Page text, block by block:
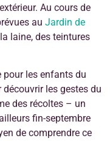
Au cours de
au Jardin de
laine, des teintures
pour les enfants du
les gestes du
des récoltes – un
fin-septembre
de comprendre ce